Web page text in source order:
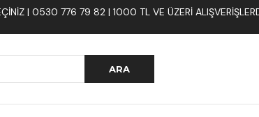
| 0530 776 79 82 | 1000 TL VE ÜZERI